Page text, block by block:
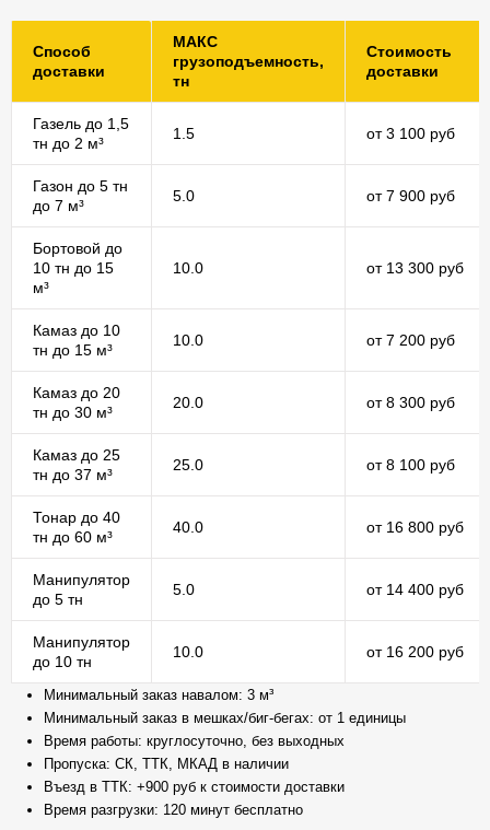
Способ
доставки
МАКС
грузоподъемность,
тн
Стоимость
доставки
Газель до 1,5
тн до 2 м³
1.5 от 3 100 руб
Газон до 5 тн
до 7 м³
5.0 от 7 900 руб
Бортовой до
10 тн до 15
м³
10.0 от 13 300 руб
Камаз до 10
тн до 15 м³
10.0 от 7 200 руб
Камаз до 20
тн до 30 м³
20.0 от 8 300 руб
Камаз до 25
тн до 37 м³
25.0 от 8 100 руб
Тонар до 40
тн до 60 м³
40.0 от 16 800 руб
Манипулятор
до 5 тн
5.0 от 14 400 руб
Манипулятор
до 10 тн
10.0 от 16 200 руб
Минимальный заказ навалом: 3 м³
Минимальный заказ в мешках/биг-бегах: от 1 единицы
Время работы: круглосуточно, без выходных
Пропуска: СК, ТТК, МКАД в наличии
Въезд в ТТК: +900 руб к стоимости доставки
Время разгрузки: 120 минут бесплатно